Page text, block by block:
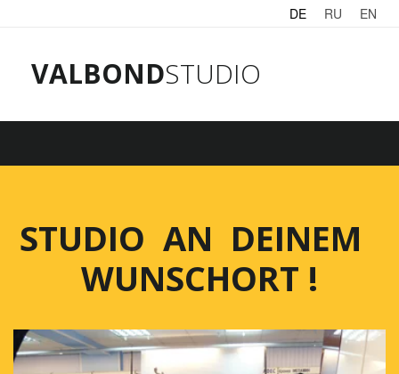
DE RU EN
VALBONDSTUDIO
STUDIO  AN  DEINEM
WUNSCHORT !